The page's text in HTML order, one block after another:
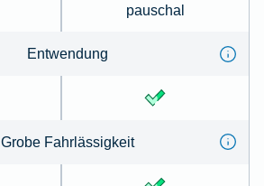
pauschal
Ent­wen­dung
Gro­be Fahr­lässig­keit